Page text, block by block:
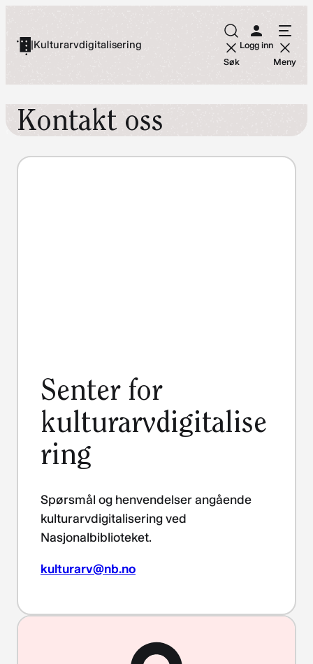
innhold
|Kulturarvdigitalisering
Søk
Logg inn
Meny
Kontakt oss
Senter for
kulturarvdigitalise
ring
Spørsmål og henvendelser angående
kulturarvdigitalisering ved
Nasjonalbiblioteket.
kulturarv@nb.no